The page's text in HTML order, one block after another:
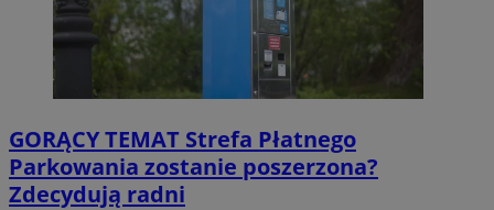
GORĄCY TEMAT Strefa Płatnego
Parkowania zostanie poszerzona?
Zdecydują radni